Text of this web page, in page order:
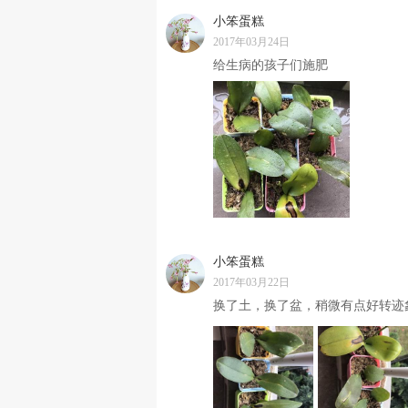
小笨蛋糕
2017年03月24日
给生病的孩子们施肥
小笨蛋糕
2017年03月22日
换了土，换了盆，稍微有点好转迹